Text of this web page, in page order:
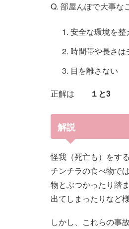
Q. 部屋んぽで大事な
安全な環境を整
時間帯や長さ
目を離さない
正解は １と3
解説
怪我（死亡も）をす
チンチラの食べ物で
物とぶつかったり踏
出てしまったりなど
しかし、これらの事